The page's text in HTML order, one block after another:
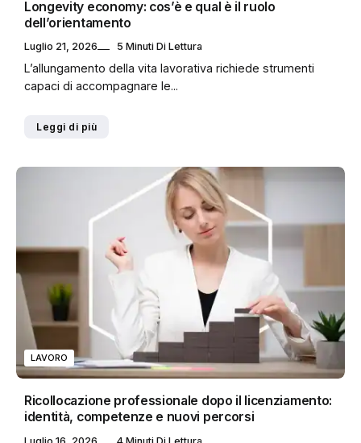
Longevity economy: cos’è e qual è il ruolo
dell’orientamento
Luglio 21, 2026 5 Minuti Di Lettura
L’allungamento della vita lavorativa richiede strumenti
capaci di accompagnare le...
Leggi di più
LAVORO
Ricollocazione professionale dopo il licenziamento:
identità, competenze e nuovi percorsi